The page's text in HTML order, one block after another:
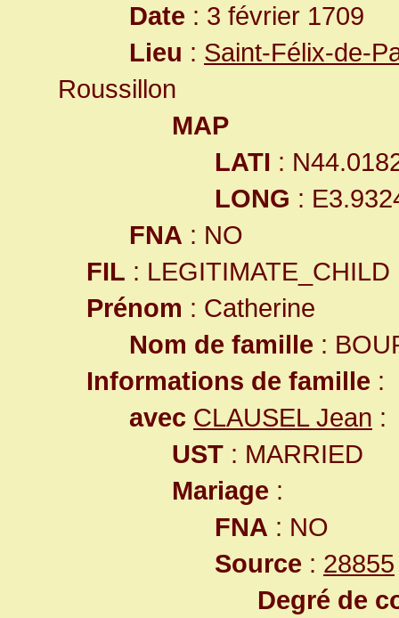
Date : 3 février 1709
Lieu : Saint-Félix-de-
Roussillon
MAP
LATI :
LONG :
FNA : NO
FIL : LEGITIMATE_CHILD
Prénom : Catherine
Nom de famille :
Informations de famille :
avec CLAUSEL Jean :
UST : MARRIED
Mariage :
FNA : NO
Source : 28855
Degré de